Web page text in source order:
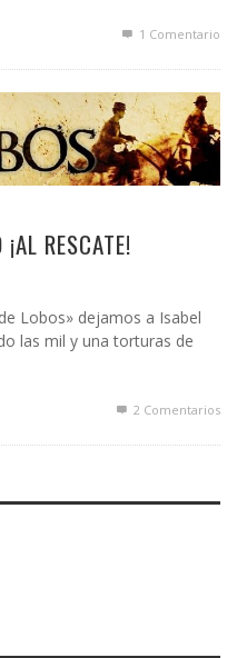
1 Comentario
RESCATE!
Lobos» dejamos a Isabel
las mil y una torturas de
2 Comentarios